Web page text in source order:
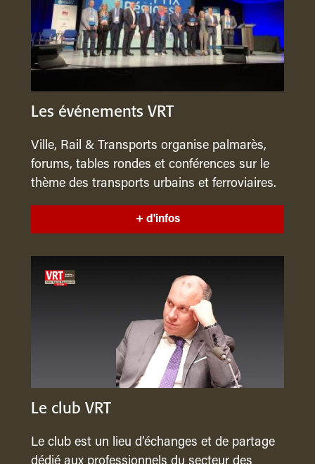
Les événements VRT
Ville, Rail & Transports organise palmarès,
forums, tables rondes et conférences sur le
thème des transports urbains et ferroviaires.
+ d'infos
Le club VRT
Le club est un lieu d’échanges et de partage